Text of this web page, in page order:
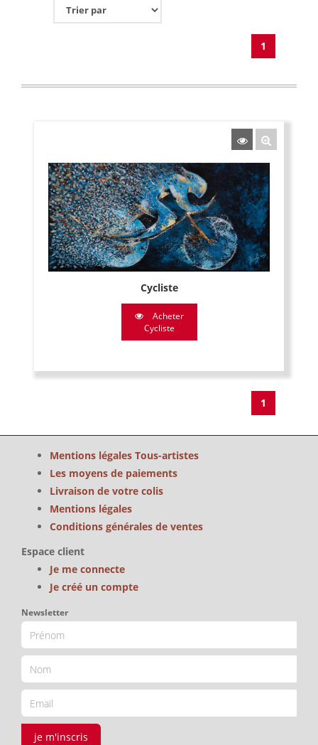
1
Cycliste
Acheter
Cycliste
1
Mentions légales Tous-artistes
Les moyens de paiements
Livraison de votre colis
Mentions légales
Conditions générales de ventes
Espace client
Je me connecte
Je créé un compte
Newsletter
je m'inscris